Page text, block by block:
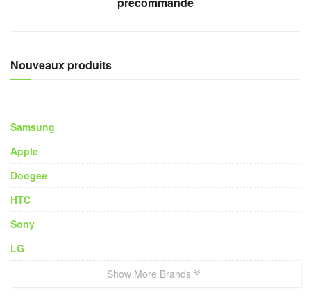
Nouveaux produits
Samsung
Apple
Doogee
HTC
Sony
LG
Show More Brands